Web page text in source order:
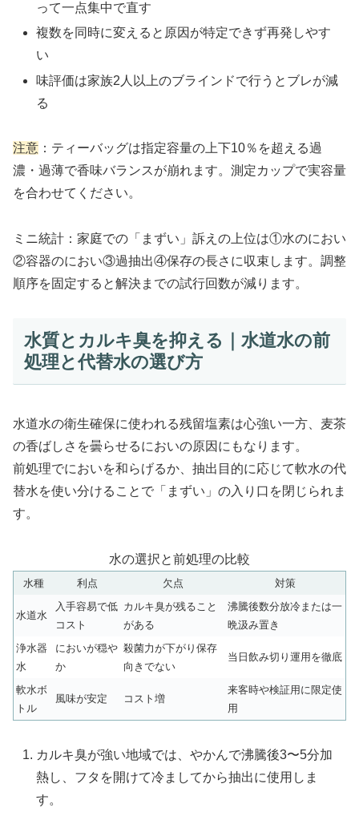
って一点集中で直す
複数を同時に変えると原因が特定できず再発しやす
い
味評価は家族2人以上のブラインドで行うとブレが減
る
注意 ：ティーバッグは指定容量の上下10％を超える過
濃・過薄で香味バランスが崩れます。測定カップで実容量
を合わせてください。
ミニ統計：家庭での「まずい」訴えの上位は①水のにおい
②容器のにおい③過抽出④保存の長さに収束します。調整
順序を固定すると解決までの試行回数が減ります。
水質とカルキ臭を抑える｜水道水の前
処理と代替水の選び方
水道水の衛生確保に使われる残留塩素は心強い一方、麦茶
の香ばしさを曇らせるにおいの原因にもなります。
前処理でにおいを和らげるか、抽出目的に応じて軟水の代
替水を使い分けることで「まずい」の入り口を閉じられま
す。
水の選択と前処理の比較
水種 利点 欠点 対策
水道水
入手容易で低
コスト
カルキ臭が残ること
がある
沸騰後数分放冷または一
晩汲み置き
浄水器
水
においが穏や
か
殺菌力が下がり保存
向きでない
当日飲み切り運用を徹底
軟水ボ
トル
風味が安定 コスト増
来客時や検証用に限定使
用
カルキ臭が強い地域では、やかんで沸騰後3〜5分加
熱し、フタを開けて冷ましてから抽出に使用しま
す。